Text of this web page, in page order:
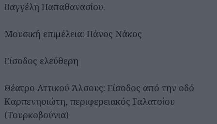
Βαγγέλη Παπαθανασίου.
Μουσική επιμέλεια: Πάνος Νάκος
Είσοδος ελεύθερη
Θέατρο Αττικού Άλσους: Είσοδος από την οδό
Καρπενησιώτη, περιφερειακός Γαλατσίου
(Τουρκοβούνια)